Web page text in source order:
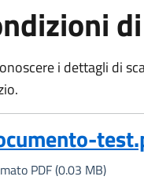
i dettagli di
PDF,
PDF (0.03 MB)